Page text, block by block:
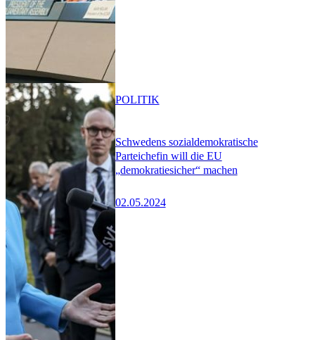
Schwedens sozialdemokratische
Parteichefin will die EU
„demokratiesicher“ machen
02.05.2024
POLITIK